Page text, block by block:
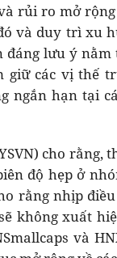
rủi ro mở
và duy trì xu
đáng lưu ý nằm
giữ các vị thế
hạn tại
cho rằng,
độ hẹp ở
rằng nhịp
không xuất
và